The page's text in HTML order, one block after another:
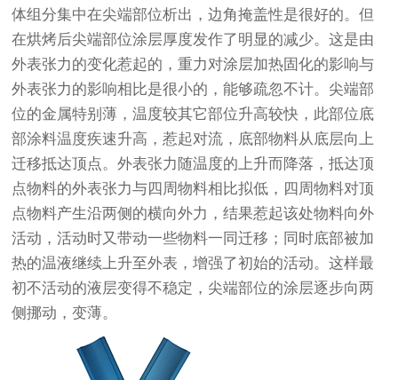
体组分集中在尖端部位析出，边角掩盖性是很好的。但
在烘烤后尖端部位涂层厚度发作了明显的减少。这是由
外表张力的变化惹起的，重力对涂层加热固化的影响与
外表张力的影响相比是很小的，能够疏忽不计。尖端部
位的金属特别薄，温度较其它部位升高较快，此部位底
部涂料温度疾速升高，惹起对流，底部物料从底层向上
迁移抵达顶点。外表张力随温度的上升而降落，抵达顶
点物料的外表张力与四周物料相比拟低，四周物料对顶
点物料产生沿两侧的横向外力，结果惹起该处物料向外
活动，活动时又带动一些物料一同迁移；同时底部被加
热的温液继续上升至外表，增强了初始的活动。这样最
初不活动的液层变得不稳定，尖端部位的涂层逐步向两
侧挪动，变薄。